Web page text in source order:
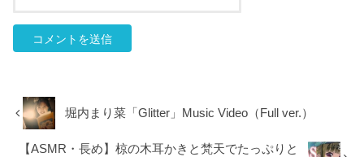
堀内まり菜「Glitter」Music Video（Full ver.）
【ASMR・長め】椋の木耳かきと梵天でたっぷりと